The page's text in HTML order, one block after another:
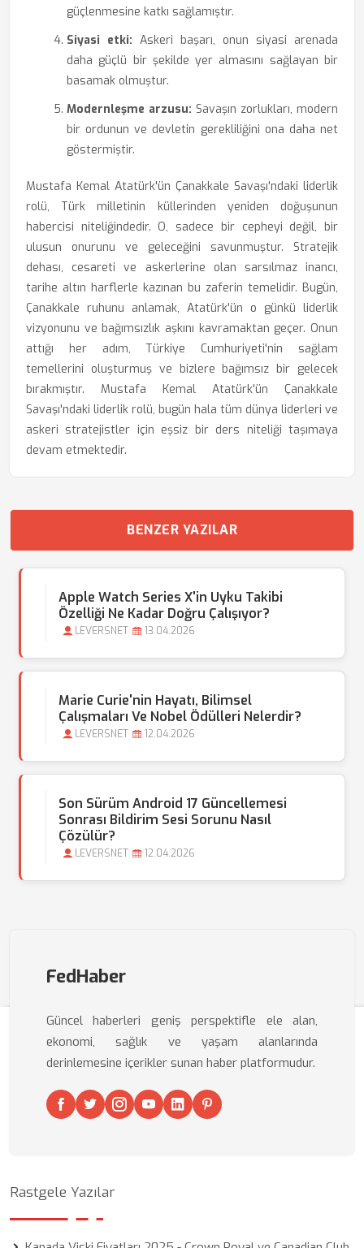
güçlenmesine katkı sağlamıştır.
Siyasi etki: Askeri başarı, onun siyasi arenada
daha güçlü bir şekilde yer almasını sağlayan bir
basamak olmuştur.
Modernleşme arzusu: Savaşın zorlukları, modern
bir ordunun ve devletin gerekliliğini ona daha net
göstermiştir.
Mustafa Kemal Atatürk'ün Çanakkale Savaşı'ndaki liderlik
rolü, Türk milletinin küllerinden yeniden doğuşunun
habercisi niteliğindedir. O, sadece bir cepheyi değil, bir
ulusun onurunu ve geleceğini savunmuştur. Stratejik
dehası, cesareti ve askerlerine olan sarsılmaz inancı,
tarihe altın harflerle kazınan bu zaferin temelidir. Bugün,
Çanakkale ruhunu anlamak, Atatürk'ün o günkü liderlik
vizyonunu ve bağımsızlık aşkını kavramaktan geçer. Onun
attığı her adım, Türkiye Cumhuriyeti'nin sağlam
temellerini oluşturmuş ve bizlere bağımsız bir gelecek
bırakmıştır. Mustafa Kemal Atatürk'ün Çanakkale
Savaşı'ndaki liderlik rolü, bugün hala tüm dünya liderleri ve
askeri stratejistler için eşsiz bir ders niteliği taşımaya
devam etmektedir.
BENZER YAZILAR
Apple Watch Series X'in Uyku Takibi
Özelliği Ne Kadar Doğru Çalışıyor?
LEVERSNET 13.04.2026
Marie Curie'nin Hayatı, Bilimsel
Çalışmaları Ve Nobel Ödülleri Nelerdir?
LEVERSNET 12.04.2026
Son Sürüm Android 17 Güncellemesi
Sonrası Bildirim Sesi Sorunu Nasıl
Çözülür?
LEVERSNET 12.04.2026
FedHaber
Güncel haberleri geniş perspektifle ele alan,
ekonomi, sağlık ve yaşam alanlarında
derinlemesine içerikler sunan haber platformudur.
Rastgele Yazılar